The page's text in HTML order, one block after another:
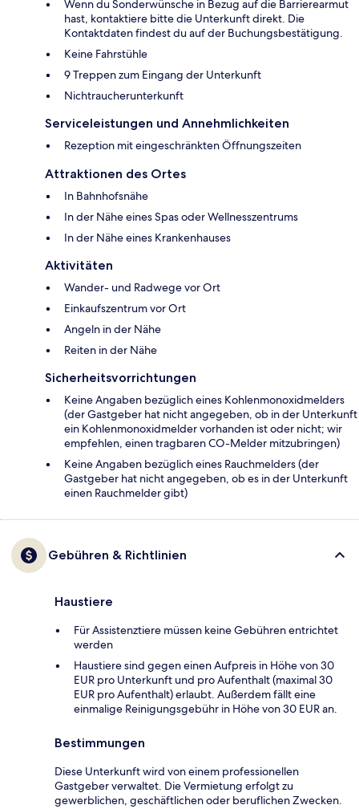
Wenn du Sonderwünsche in Bezug auf die Barrierearmut
hast, kontaktiere bitte die Unterkunft direkt. Die
Kontaktdaten findest du auf der Buchungsbestätigung.
Keine Fahrstühle
9 Treppen zum Eingang der Unterkunft
Nichtraucherunterkunft
Serviceleistungen und Annehmlichkeiten
Rezeption mit eingeschränkten Öffnungszeiten
Attraktionen des Ortes
In Bahnhofsnähe
In der Nähe eines Spas oder Wellnesszentrums
In der Nähe eines Krankenhauses
Aktivitäten
Wander- und Radwege vor Ort
Einkaufszentrum vor Ort
Angeln in der Nähe
Reiten in der Nähe
Sicherheitsvorrichtungen
Keine Angaben bezüglich eines Kohlenmonoxidmelders
(der Gastgeber hat nicht angegeben, ob in der Unterkunft
ein Kohlenmonoxidmelder vorhanden ist oder nicht; wir
empfehlen, einen tragbaren CO-Melder mitzubringen)
Keine Angaben bezüglich eines Rauchmelders (der
Gastgeber hat nicht angegeben, ob es in der Unterkunft
einen Rauchmelder gibt)
Gebühren & Richtlinien
Haustiere
Für Assistenztiere müssen keine Gebühren entrichtet
werden
Haustiere sind gegen einen Aufpreis in Höhe von 30
EUR pro Unterkunft und pro Aufenthalt (maximal 30
EUR pro Aufenthalt) erlaubt. Außerdem fällt eine
einmalige Reinigungsgebühr in Höhe von 30 EUR an.
Bestimmungen
Diese Unterkunft wird von einem professionellen
Gastgeber verwaltet. Die Vermietung erfolgt zu
gewerblichen, geschäftlichen oder beruflichen Zwecken.